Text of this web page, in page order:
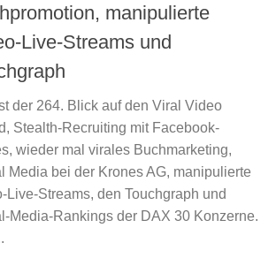
manipulierte
Live-Streams und
der 264. Blick auf den Viral Video
Stealth-Recruiting mit Facebook-
wieder mal virales Buchmarketing,
Media bei der Krones AG, manipulierte
Live-Streams, den Touchgraph und
Media-Rankings der DAX 30 Konzerne.